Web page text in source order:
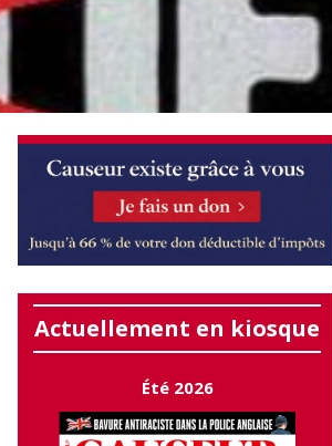
Actuellement en kiosque
Été 2026